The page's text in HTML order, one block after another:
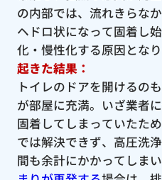
の内部では、流れきらな
ヘドロ状になって固着し
化・慢性化する原因となり
起きた結果：
トイレのドアを開けるの
が部屋に充満。いざ業者
固着してしまっていたた
では解決できず、高圧洗
間も余計にかかってしま